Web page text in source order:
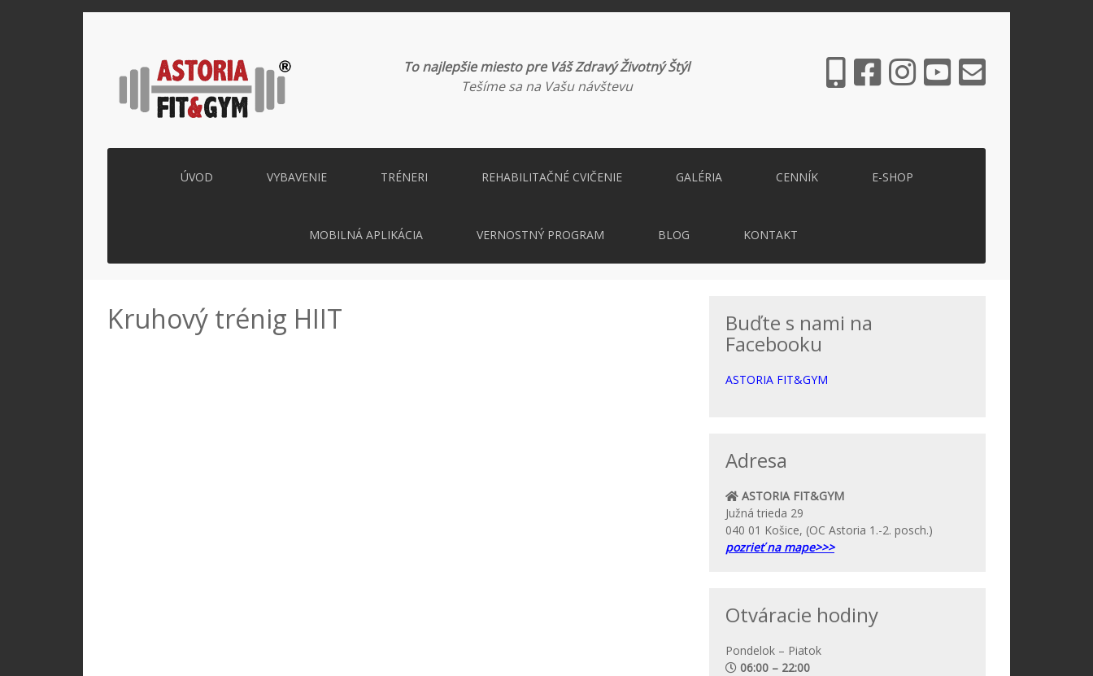
To najlepšie miesto pre Váš Zdravý Životný Štýl
Tešíme sa na Vašu návštevu
ÚVOD VYBAVENIE TRÉNERI REHABILITAČNÉ CVIČENIE GALÉRIA CENNÍK E-SHOP
MOBILNÁ APLIKÁCIA VERNOSTNÝ PROGRAM BLOG KONTAKT
Kruhový trénig HIIT Buďte s nami na
Facebooku
ASTORIA FIT&GYM
Adresa
ASTORIA FIT&GYM
Južná trieda 29
040 01 Košice, (OC Astoria 1.-2. posch.)
pozrieť na mape>>>
Otváracie hodiny
Pondelok – Piatok
06:00 – 22:00